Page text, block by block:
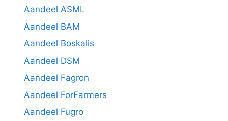
Aandeel ASML
Aandeel BAM
Aandeel Boskalis
Aandeel DSM
Aandeel Fagron
Aandeel ForFarmers
Aandeel Fugro